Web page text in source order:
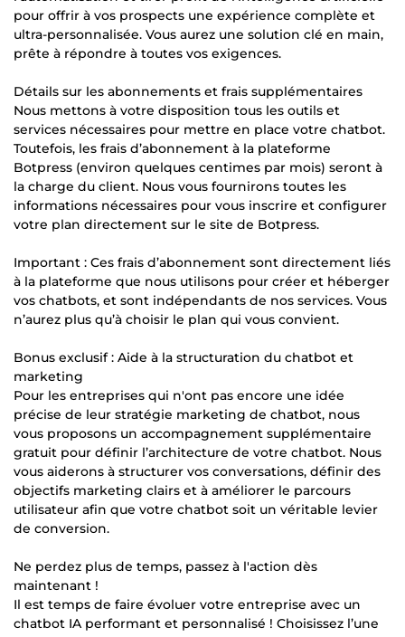
pour offrir à vos prospects une expérience complète et
ultra-personnalisée. Vous aurez une solution clé en main,
prête à répondre à toutes vos exigences.
Détails sur les abonnements et frais supplémentaires
Nous mettons à votre disposition tous les outils et
services nécessaires pour mettre en place votre chatbot.
Toutefois, les frais d’abonnement à la plateforme
Botpress (environ quelques centimes par mois) seront à
la charge du client. Nous vous fournirons toutes les
informations nécessaires pour vous inscrire et configurer
votre plan directement sur le site de Botpress.
Important : Ces frais d’abonnement sont directement liés
à la plateforme que nous utilisons pour créer et héberger
vos chatbots, et sont indépendants de nos services. Vous
n’aurez plus qu’à choisir le plan qui vous convient.
Bonus exclusif : Aide à la structuration du chatbot et
marketing
Pour les entreprises qui n'ont pas encore une idée
précise de leur stratégie marketing de chatbot, nous
vous proposons un accompagnement supplémentaire
gratuit pour définir l’architecture de votre chatbot. Nous
vous aiderons à structurer vos conversations, définir des
objectifs marketing clairs et à améliorer le parcours
utilisateur afin que votre chatbot soit un véritable levier
de conversion.
Ne perdez plus de temps, passez à l'action dès
maintenant !
Il est temps de faire évoluer votre entreprise avec un
chatbot IA performant et personnalisé ! Choisissez l’une